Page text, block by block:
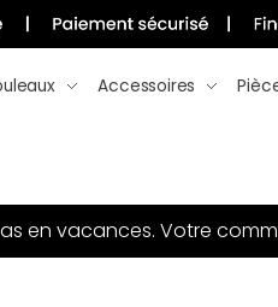
Accessoires
en vacances. Votre